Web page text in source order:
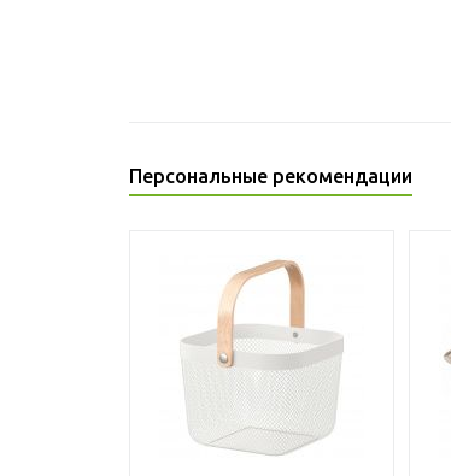
Персональные рекомендации